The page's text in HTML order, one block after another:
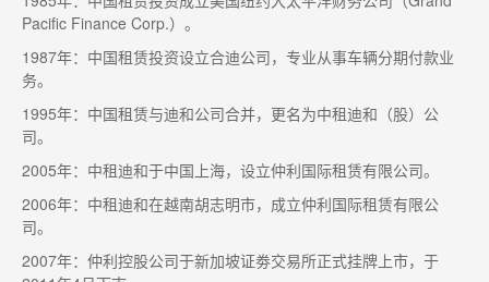
Pacific Finance Corp.）。
1987年：中国租赁投资设立合迪公司，专业从事车辆分期付款业
务。
1995年：中国租赁与迪和公司合并，更名为中租迪和（股）公
司。
2005年：中租迪和于中国上海，设立仲利国际租赁有限公司。
2006年：中租迪和在越南胡志明市，成立仲利国际租赁有限公
司。
2007年：仲利控股公司于新加坡证劵交易所正式挂牌上市，于